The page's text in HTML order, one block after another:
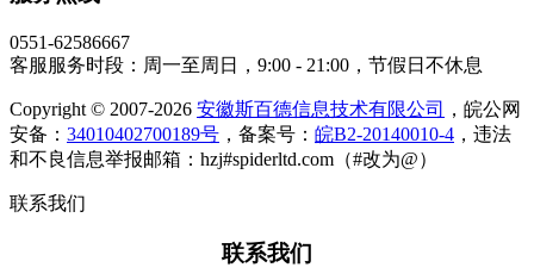
0551-62586667
客服服务时段：周一至周日，9:00 - 21:00，节假日不休息
Copyright © 2007-2026 安徽斯百德信息技术有限公司
，皖公网
安备： 34010402700189号 ，备案号： 皖B2-20140010-4 ，违法
和不良信息举报邮箱：hzj#spiderltd.com（#改为@）
联系我们
联系我们